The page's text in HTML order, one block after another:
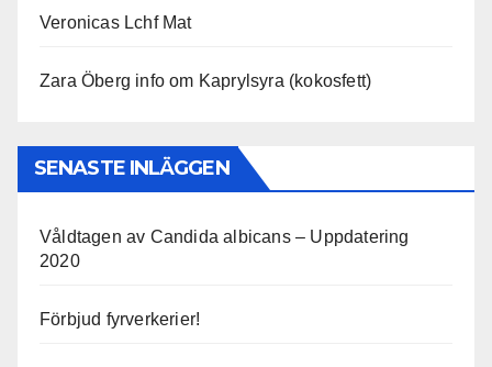
Veronicas Lchf Mat
Zara Öberg info om Kaprylsyra (kokosfett)
SENASTE INLÄGGEN
Våldtagen av Candida albicans – Uppdatering
2020
Förbjud fyrverkerier!